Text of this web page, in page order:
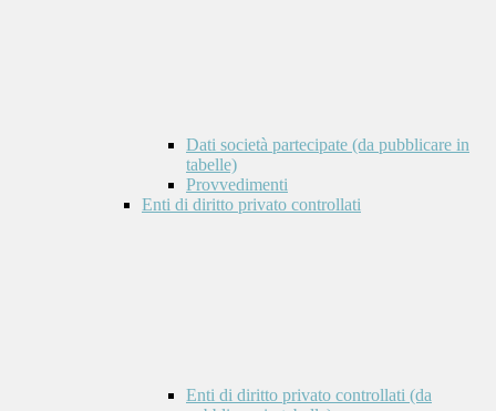
Dati società partecipate (da pubblicare in
tabelle)
Provvedimenti
Enti di diritto privato controllati
Enti di diritto privato controllati (da